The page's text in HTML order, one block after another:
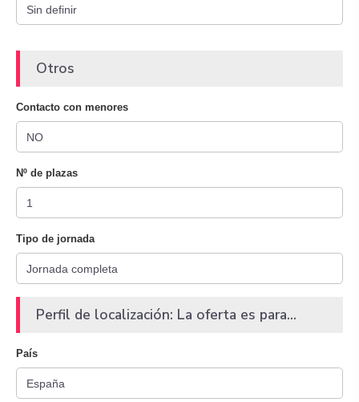
Otros
Contacto con menores
Nº de plazas
Tipo de jornada
Perfil de localización: La oferta es para...
País